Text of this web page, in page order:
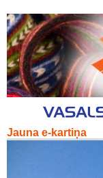
Jauna e-kartiņa